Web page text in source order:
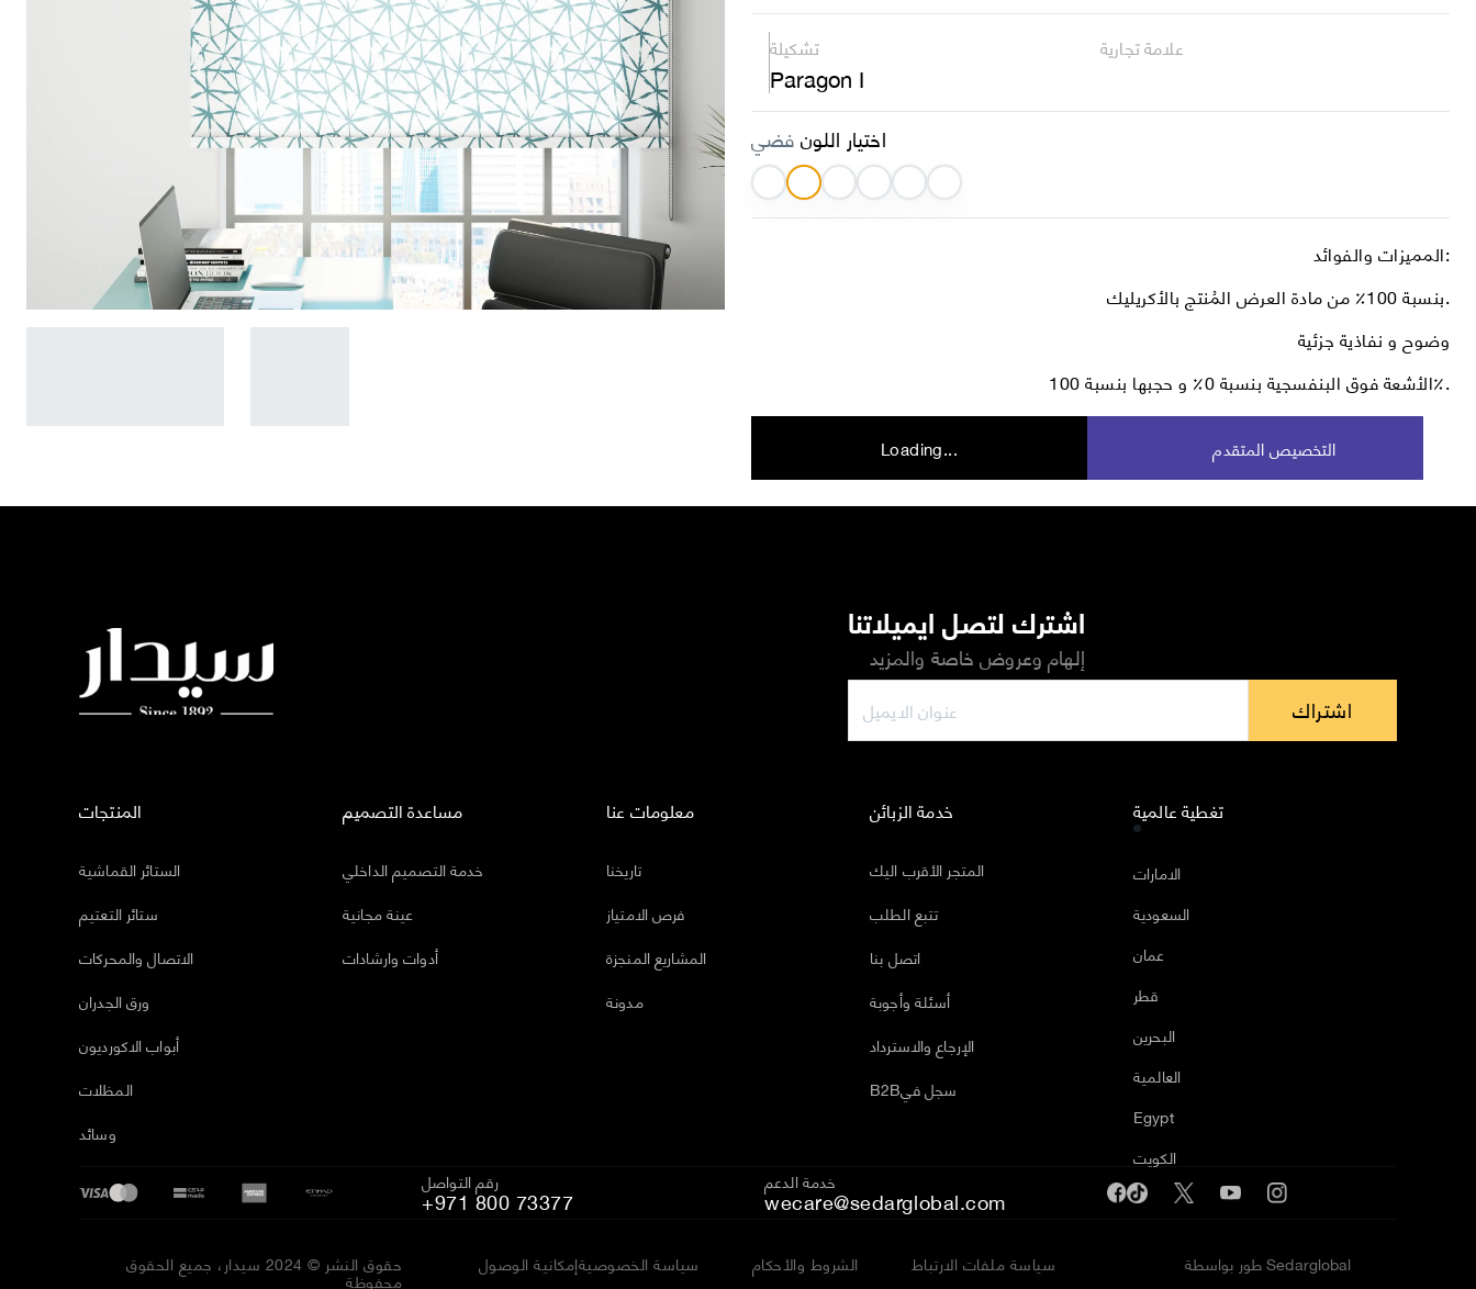
تشكيلة
Paragon I
علامة تجارية
اختيار اللونفضي
المميزات والفوائد:
بنسبة 100٪ من مادة العرض المُنتج بالأكريليك.
وضوح و نفاذية جزئية
الأشعة فوق البنفسجية بنسبة 0٪ و حجبها بنسبة 100٪.
Loading... التخصيص المتقدم
اشترك لتصل ايميلاتنا
إلهام وعروض خاصة والمزيد
اشتراك
المنتجات
الستائر القماشية
ستائر التعتيم
الاتصال والمحركات
ورق الجدران
أبواب الاكورديون
المظلات
وسائد
مساعدة التصميم
خدمة التصميم الداخلي
عينة مجانية
أدوات وارشادات
معلومات عنا
تاريخنا
فرص الامتياز
المشاريع المنجزة
مدونة
خدمة الزبائن
المتجر الأقرب اليك
تتبع الطلب
اتصل بنا
أسئلة وأجوبة
الإرجاع والاسترداد
B2Bسجل في
تغطية عالمية
الامارات
السعودية
عمان
قطر
البحرين
العالمية
Egypt
الكويت
رقم التواصل
+971 800 73377
خدمة الدعم
wecare@sedarglobal.com
حقوق النشر © 2024 سيدار، جميع الحقوق
محفوظة
إمكانية الوصولسياسة الخصوصية الشروط والأحكام سياسة ملفات الارتباط طور بواسطة Sedarglobal